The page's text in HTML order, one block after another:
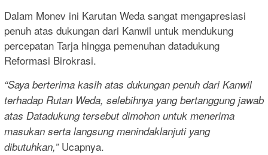
Dalam Monev ini Karutan Weda sangat mengapresiasi
penuh atas dukungan dari Kanwil untuk mendukung
percepatan Tarja hingga pemenuhan datadukung
Reformasi Birokrasi.
“Saya berterima kasih atas dukungan penuh dari Kanwil
terhadap Rutan Weda, selebihnya yang bertanggung jawab
atas Datadukung tersebut dimohon untuk menerima
masukan serta langsung menindaklanjuti yang
dibutuhkan,”Ucapnya.